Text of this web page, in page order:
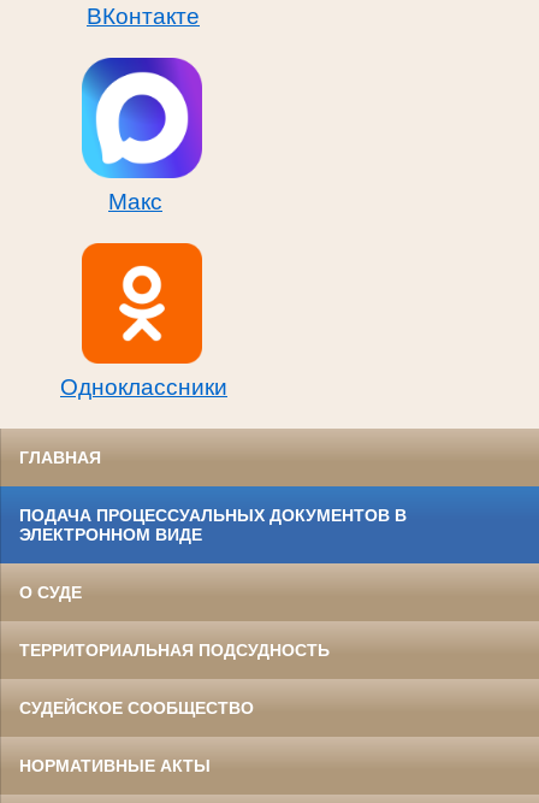
ВКонтакте
Макс
Одноклассники
ГЛАВНАЯ
ПОДАЧА ПРОЦЕССУАЛЬНЫХ ДОКУМЕНТОВ В
ЭЛЕКТРОННОМ ВИДЕ
О СУДЕ
ТЕРРИТОРИАЛЬНАЯ ПОДСУДНОСТЬ
СУДЕЙСКОЕ СООБЩЕСТВО
НОРМАТИВНЫЕ АКТЫ